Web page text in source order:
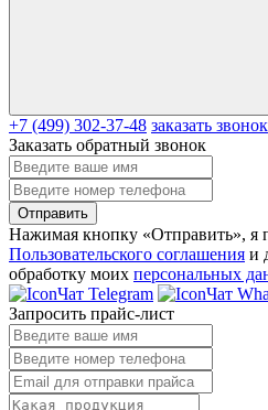
+7 (499) 302-37-48 заказать звонок
Заказать обратный звонок
Отправить
Нажимая кнопку «Отправить», я
Пользовательского соглашения и
обработку моих персональных
Чат Telegram
Чат
Запросить прайс-лист